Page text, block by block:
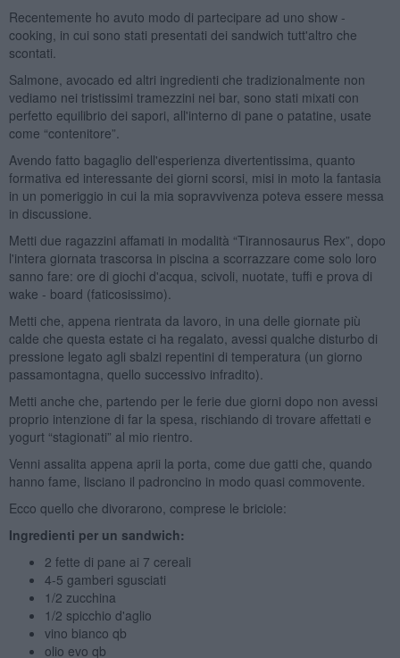
Recentemente ho avuto modo di partecipare ad uno show -
cooking, in cui sono stati presentati dei sandwich tutt'altro che
scontati.
Salmone, avocado ed altri ingredienti che tradizionalmente non
vediamo nei tristissimi tramezzini nei bar, sono stati mixati con
perfetto equilibrio dei sapori, all'interno di pane o patatine, usate
come “contenitore”.
Avendo fatto bagaglio dell'esperienza divertentissima, quanto
formativa ed interessante dei giorni scorsi, misi in moto la fantasia
in un pomeriggio in cui la mia sopravvivenza poteva essere messa
in discussione.
Metti due ragazzini affamati in modalità “Tirannosaurus Rex”, dopo
l'intera giornata trascorsa in piscina a scorrazzare come solo loro
sanno fare: ore di giochi d'acqua, scivoli, nuotate, tuffi e prova di
wake - board (faticosissimo).
Metti che, appena rientrata da lavoro, in una delle giornate più
calde che questa estate ci ha regalato, avessi qualche disturbo di
pressione legato agli sbalzi repentini di temperatura (un giorno
passamontagna, quello successivo infradito).
Metti anche che, partendo per le ferie due giorni dopo non avessi
proprio intenzione di far la spesa, rischiando di trovare affettati e
yogurt “stagionati” al mio rientro.
Venni assalita appena aprii la porta, come due gatti che, quando
hanno fame, lisciano il padroncino in modo quasi commovente.
Ecco quello che divorarono, comprese le briciole:
Ingredienti per un sandwich:
2 fette di pane ai 7 cereali
4-5 gamberi sgusciati
1/2 zucchina
1/2 spicchio d'aglio
vino bianco qb
olio evo qb